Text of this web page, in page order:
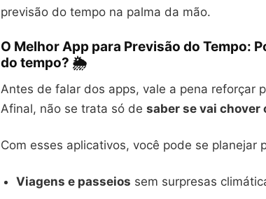
previsão do tempo na palma da mão.
O Melhor App para Previsão do Tempo:
do tempo? 🌦️
Antes de falar dos apps, vale a pena reforçar
Afinal, não se trata só de saber se vai chover
Com esses aplicativos, você pode se planejar
Viagens e passeios sem surpresas